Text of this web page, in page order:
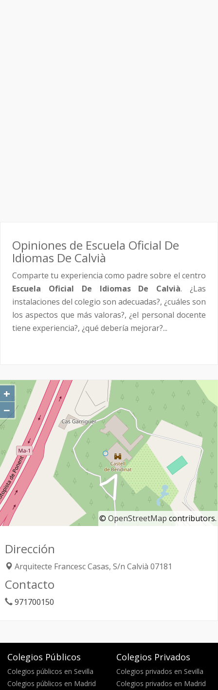
Opiniones de Escuela Oficial De
Idiomas De Calvià
Comparte tu experiencia como padre sobre el centro
Escuela Oficial De Idiomas De Calvià. ¿Las
instalaciones del colegio son adecuadas?, ¿cuáles son
los aspectos que más valoras?, ¿el personal docente
tiene experiencia?, ¿qué debería mejorar?...
+
−
© OpenStreetMap contributors.
Dirección
Arquitecte Francesc Casas, S/n Calvià 07181
Contacto
971700150
Colegios Públicos
Colegios públicos en Sevilla
Colegios públicos en Madrid
Colegios Privados
Colegios privados en Sevilla
Colegios privados en Madrid